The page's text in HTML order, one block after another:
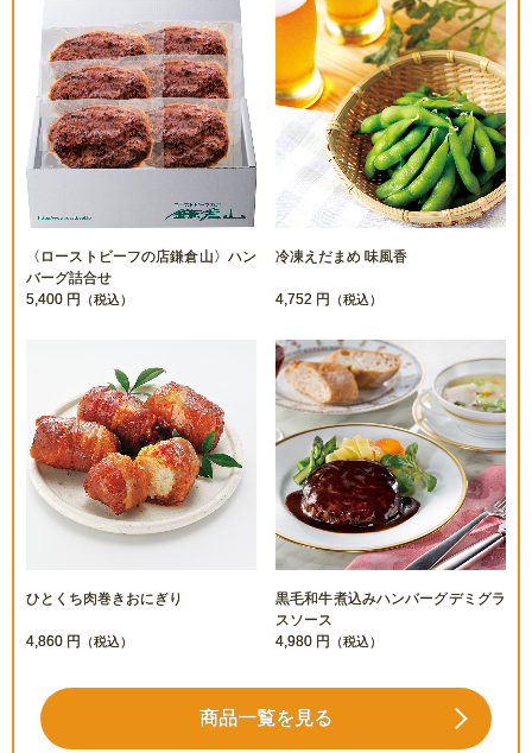
〈ローストビーフの店鎌倉山〉ハン
バーグ詰合せ
5,400 円 （税込）
冷凍えだまめ 味風香
4,752 円 （税込）
ひとくち肉巻きおにぎり
4,860 円 （税込）
黒毛和牛煮込みハンバーグデミグラ
スソース
4,980 円 （税込）
商品一覧を見る